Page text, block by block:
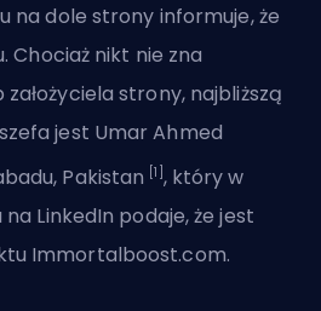
na dole strony informuje, że
Chociaż nikt nie zna
strony, najbliższą
jest Umar Ahmed
Pakistan [1] , który w
LinkedIn podaje, że jest
Immortalboost.com.